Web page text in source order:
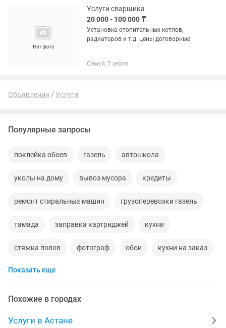
Услуги сварщика
20 000 - 100 000 ₸
Установка отопительных котлов,
радиаторов и т.д. цены договорные
Семей, 7 июля
Объявления Услуги
Популярные запросы
поклейка обоев газель автошкола
уколы на дому вывоз мусора кредиты
ремонт стиральных машин грузоперевозки газель
тамада заправка картриджей кухни
стяжка полов фотограф обои кухни на заказ
пластиковые двери
кафельщики
Показать еще
Похожие в городах
Услуги в Астане